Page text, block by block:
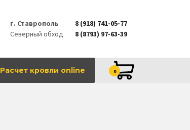
г. Ставрополь
Северный обход
8 (918) 741-05-77
8 (8793) 97-63-39
Расчет кровли online 0